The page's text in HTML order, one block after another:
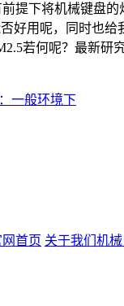
下将机械键盘的
好用呢，同时也
若何呢？最新研
一般环境下
首页 关于我们 机